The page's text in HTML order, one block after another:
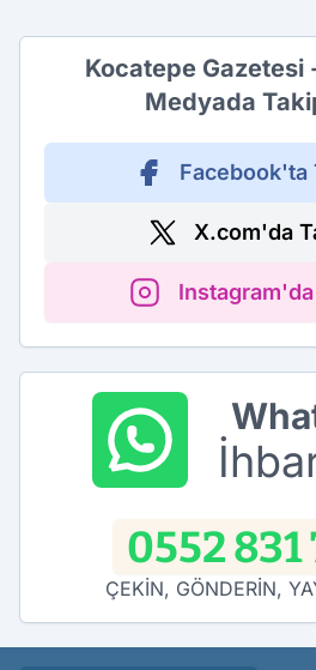
Kocatepe Gazetesi
Medyada
Facebook'ta
X.com'da
0552 831
ÇEKİN, GÖNDERİN,